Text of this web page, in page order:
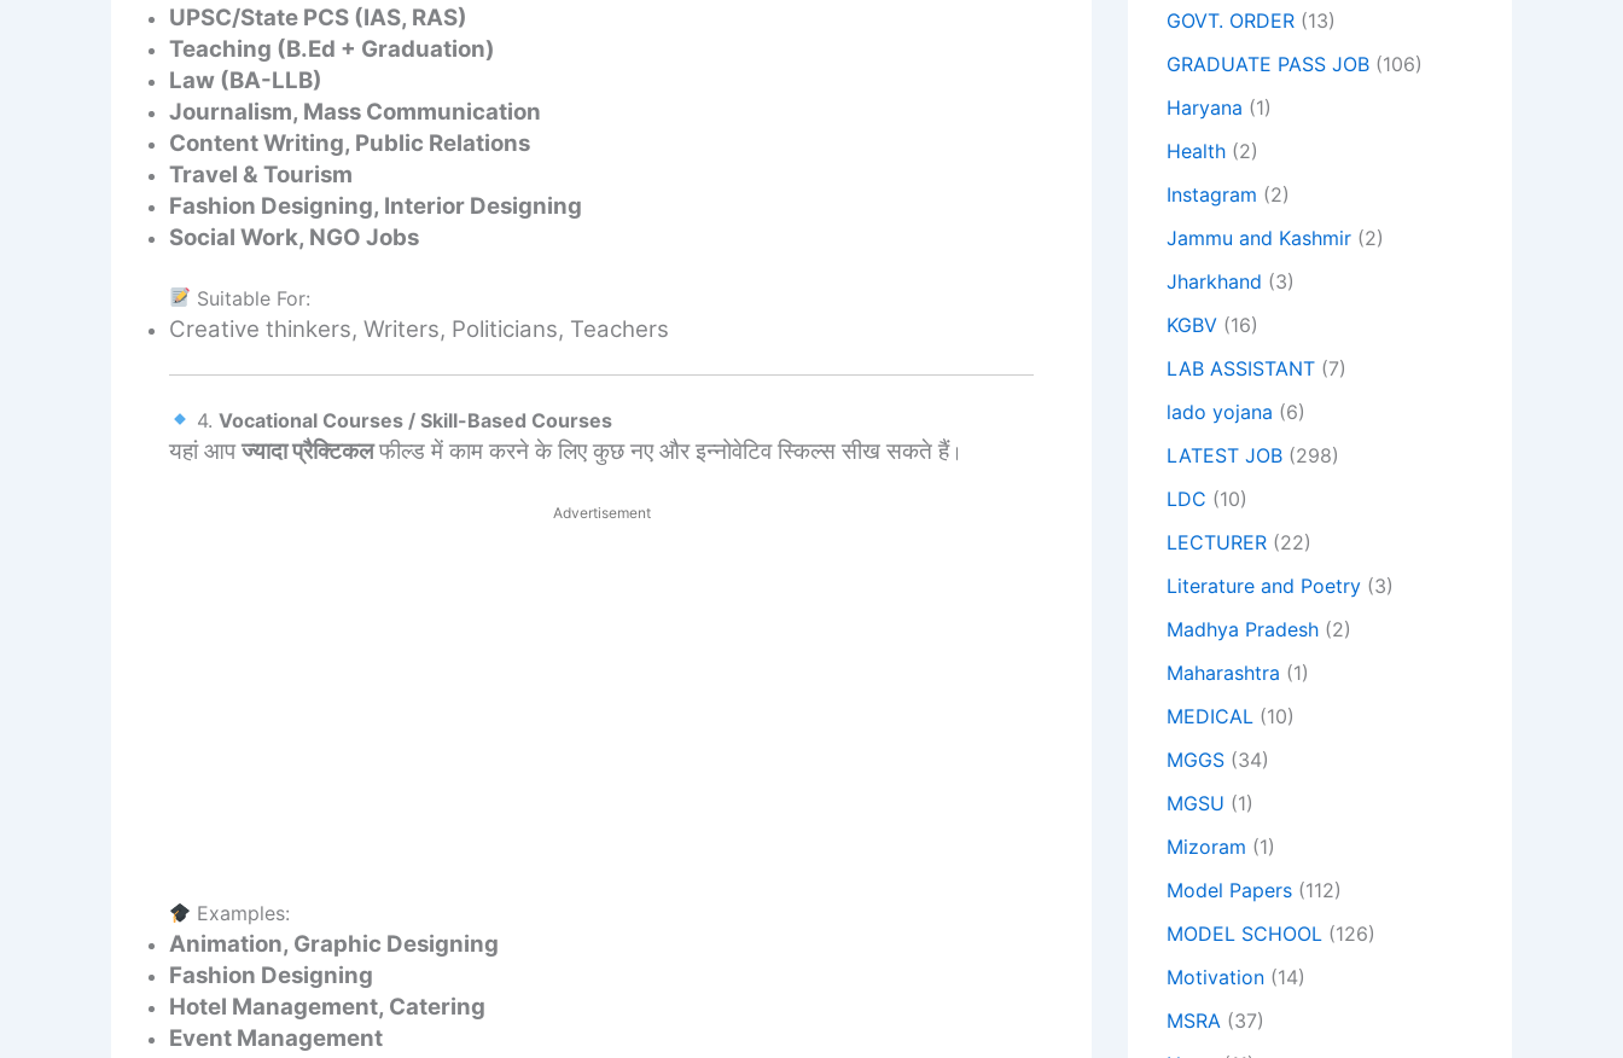
UPSC/State PCS (IAS, RAS)
Teaching (B.Ed + Graduation)
Law (BA-LLB)
Journalism, Mass Communication
Content Writing, Public Relations
Travel & Tourism
Fashion Designing, Interior Designing
Social Work, NGO Jobs
Suitable For:
Creative thinkers, Writers, Politicians, Teachers
4.Vocational Courses / Skill-Based Courses
यहां आपज्यादा प्रैक्टिकलफील्ड में काम करने के लिए कुछ नए और इन्नोवेटिव स्किल्स सीख सकते हैं।
Advertisement
Examples:
Animation, Graphic Designing
Fashion Designing
Hotel Management, Catering
Event Management
GOVT. ORDER (13)
GRADUATE PASS JOB (106)
Haryana (1)
Health (2)
Instagram (2)
Jammu and Kashmir (2)
Jharkhand (3)
KGBV (16)
LAB ASSISTANT (7)
lado yojana (6)
LATEST JOB (298)
LDC (10)
LECTURER (22)
Literature and Poetry (3)
Madhya Pradesh (2)
Maharashtra (1)
MEDICAL (10)
MGGS (34)
MGSU (1)
Mizoram (1)
Model Papers (112)
MODEL SCHOOL (126)
Motivation (14)
MSRA (37)